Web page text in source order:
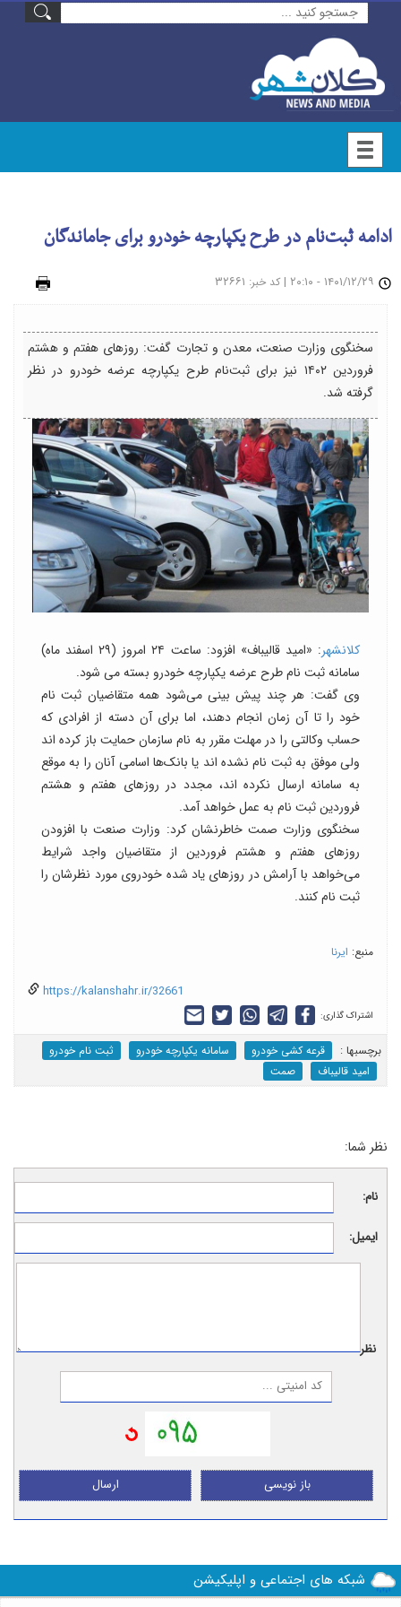
ادامه ثبت‌نام در طرح یکپارچه خودرو برای جاماندگان
| کد خبر: ۳۲۶۶۱
سخنگوی وزارت صنعت، معدن و تجارت گفت: روزهای هفتم و هشتم
فروردین ۱۴۰۲ نیز برای ثبت‌نام طرح یکپارچه عرضه خودرو در نظر
گرفته شد.
کلانشهر
: «امید قالیباف» افزود: ساعت ۲۴ امروز (۲۹ اسفند ماه)
سامانه ثبت نام طرح عرضه یکپارچه خودرو بسته می شود.
وی گفت: هر چند پیش بینی می‌شود همه متقاضیان ثبت نام
خود را تا آن زمان انجام دهند، اما برای آن دسته از افرادی که
حساب وکالتی را در مهلت مقرر به نام سازمان حمایت باز کرده اند
ولی موفق به ثبت نام نشده اند یا بانک‌ها اسامی آنان را به موقع
به سامانه ارسال نکرده اند، مجدد در روزهای هفتم و هشتم
فروردین ثبت نام به عمل خواهد آمد.
سخنگوی وزارت صمت خاطرنشان کرد: وزارت صنعت با افزودن
روزهای هفتم و هشتم فروردین از متقاضیان واجد شرایط
می‌خواهد با آرامش در روزهای یاد شده خودروی مورد نظرشان را
ثبت نام کنند.
منبع: ایرنا
https://kalanshahr.ir/32661
اشتراک گذاری:
برچسب‎ها : قرعه کشی خودرو سامانه یکپارچه خودرو
ثبت نام خودرو
امید قالیباف
صمت
نظر شما:
نام:
ایمیل:
نظر:
ارسال باز نویسی
شبکه های اجتماعی و اپلیکیشن